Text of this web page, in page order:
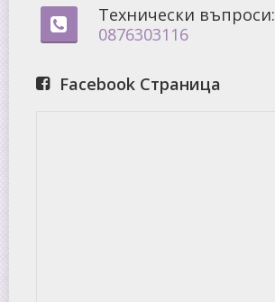
Технически въпроси:
0876303116
Facebook Страница